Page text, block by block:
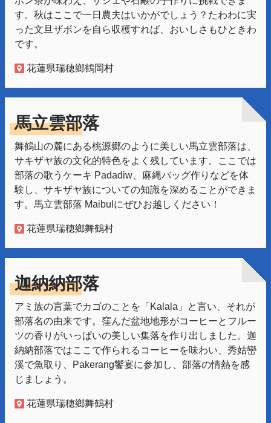
す。秋はここで一日農夫はいかがでしょう？たわわに実
った文旦ザボンを自ら収穫すれば、おいしさもひときわ
です。
花蓮県瑞穂鄉鶴岡村
馬立雲部落
舞鶴山の麓にある桃源郷のように美しい馬立雲部落は、
サキザヤ族の文化的特色をよく残しています。ここでは
部落の歌うケーキ Padadiw、麻縄バッグ作りなどを体
験し、サキザヤ族についての知識を深めることができま
す。馬立雲部落 Maibulにぜひお越しください！
花蓮県瑞穂鄉舞鶴村
迦納納部落
アミ族の言葉でカゴのことを「Kalala」と言い、それが
部落名の由来です。窪んだ盆地地形がコーヒーとフルー
ツの香りがいっぱいの美しい集落を作り出しました。迦
納納部落ではここで作られるコーヒーを味わい、秀姑巒
溪で魚取り、Pakerang饗宴に参加し、部落の情熱を感
じましょう。
花蓮県瑞穂鄉舞鶴村